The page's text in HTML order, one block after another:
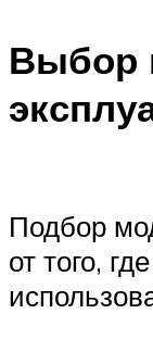
Выбор
Подбор
от того,